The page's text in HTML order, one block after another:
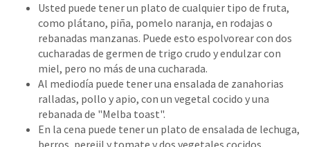
Usted puede tener un plato de cualquier tipo de fruta,
como plátano, piña, pomelo naranja, en rodajas o
rebanadas manzanas. Puede esto espolvorear con dos
cucharadas de germen de trigo crudo y endulzar con
miel, pero no más de una cucharada.
Al mediodía puede tener una ensalada de zanahorias
ralladas, pollo y apio, con un vegetal cocido y una
rebanada de "Melba toast".
En la cena puede tener un plato de ensalada de lechuga,